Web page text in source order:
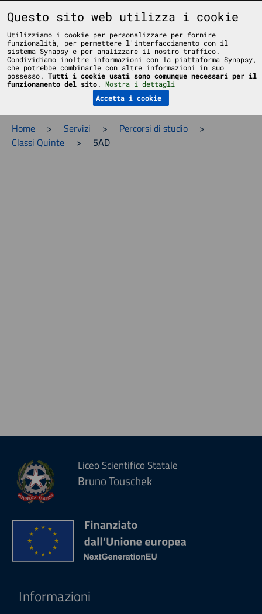
Liceo Scientifico Statale Bruno Touschek - Grottaferrata - Roma
Menu
Home > Servizi > Percorsi di studio
>
Classi Quinte
> 5AD
Liceo Scientifico Statale
Bruno Touschek
Informazioni
Questo sito web utilizza i cookie
Utilizziamo i cookie per personalizzare per fornire
funzionalità, per permettere l'interfacciamento con il
sistema Synapsy e per analizzare il nostro traffico.
Condividiamo inoltre informazioni con la piattaforma Synapsy,
che potrebbe combinarle con altre informazioni in suo
possesso. Tutti i cookie usati sono comunque necessari per il
funzionamento del sito. Mostra i dettagli
Accetta i cookie